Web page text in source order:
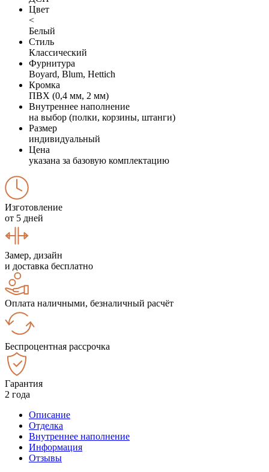
Цвет
<
Белый
Стиль
Классический
Фурнитура
Boyard, Blum, Hettich
Кромка
ПВХ (0,4 мм, 2 мм)
Внутреннее наполнение
на выбор (полки, корзины, штанги)
Размер
индивидуальный
Цена
указана за базовую комплектацию
Изготовление
от 5 дней
Замер, дизайн
и доставка бесплатно
Оплата наличными, безналичный расчёт
Беспроцентная рассрочка
Гарантия
2 года
Описание
Отделка
Внутреннее наполнение
Информация
Отзывы